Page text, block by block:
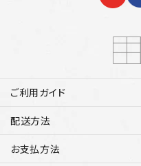
ご利用ガイド
配送方法
お支払方法